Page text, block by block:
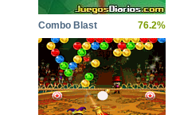
Combo Blast 76.2%